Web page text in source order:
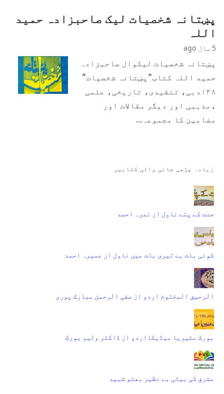
پښتانہ شخصیات لیک صاحبزادہ حمید
اللہ
5 سال ago
پښتانہ شخصیات لیکوال صاحبزادہ
حمید اللہ کتاب"پښتانہ شخصیات"
۴۸ادبی، تنقیدی، تاریخی، علمی
،مذہبی اور دیگر مقالات اور
مضامین کا مجموعہ…
زیادہ پڑھی جانی والی کتابیں
جنت کے پتے ناول از نمرہ احمد
کوئی بات ہے تیری بات میں ناول از عمیرہ احمد
الرحیق المختوم اردو از صفی الرحمن مبارک پوری
بورک مٹیریا میڈیکااردو از ڈاکٹر ولیم بورک
مشرق کی بیٹی بے نظیر بھٹو شہید